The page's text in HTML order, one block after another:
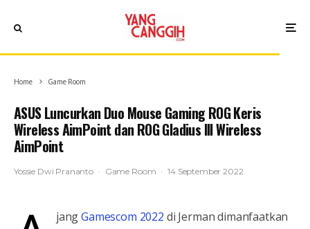
Home Game Room
ASUS Luncurkan Duo Mouse Gaming ROG Keris
Wireless AimPoint dan ROG Gladius III Wireless
AimPoint
Yossie Dwi Prananto · Game Room · 14 September 2022
jangGamescom 2022 di Jerman dimanfaatkan